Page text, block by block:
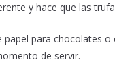
y hace que las
para chocolates
de servir.